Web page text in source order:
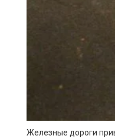
Железные дороги